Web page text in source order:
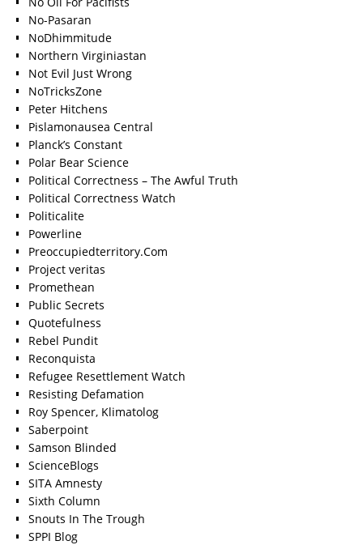
No-Pasaran
NoDhimmitude
Northern Virginiastan
Not Evil Just Wrong
NoTricksZone
Peter Hitchens
Pislamonausea Central
Planck’s Constant
Polar Bear Science
Political Correctness – The Awful Truth
Political Correctness Watch
Politicalite
Powerline
Preoccupiedterritory.Com
Project veritas
Promethean
Public Secrets
Quotefulness
Rebel Pundit
Reconquista
Refugee Resettlement Watch
Resisting Defamation
Roy Spencer, Klimatolog
Saberpoint
Samson Blinded
ScienceBlogs
SITA Amnesty
Sixth Column
Snouts In The Trough
SPPI Blog